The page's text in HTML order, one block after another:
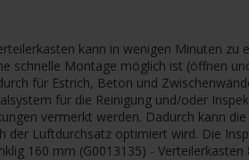
kann in wenigen Minuten
schnelle Montage möglich ist (öffnen
für Estrich, Beton und
für die Reinigung und/oder
vermerkt werden. Dadurch kann
der Luftdurchsatz optimiert wird. Die
160 mm (G0013135) - Verteilerkasten